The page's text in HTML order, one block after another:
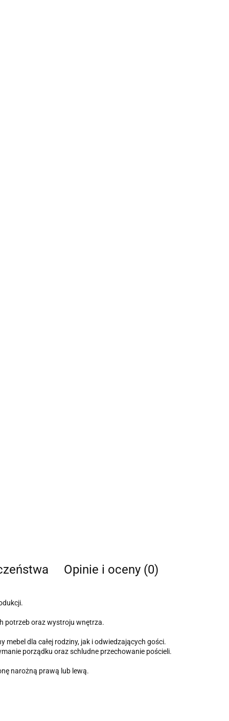
Opinie i oceny (0)
potrzeb oraz wystroju wnętrza.
dla całej rodziny, jak i odwiedzających gości.
porządku oraz schludne przechowanie pościeli.
narożną prawą lub lewą.